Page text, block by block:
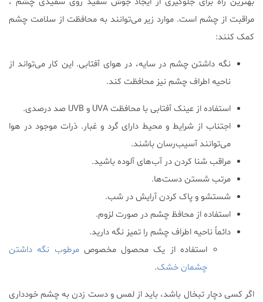
مراقبت از چشم است. موارد زیر می‌توانند به محافظت از سلامت چشم
کمک کنند:
نگه داشتن چشم در سایه، در هوای آفتابی. این کار می‌تواند از
ناحیه اطراف چشم نیز محافظت کند.
استفاده از عینک آفتابی با محافظت UVA و UVB صد درصدی.
اجتناب از شرایط و محیط دارای گرد و غبار. ذرات موجود در هوا
می‌توانند آسیب‌رسان باشند.
مراقب شنا کردن در آب‌های آلوده باشید.
مرتب شستن دست‌ها.
شستشو و پاک کردن آرایش در شب.
استفاده از محافظ چشم در صورت لزوم.
دائماً ناحیه اطراف چشم را تمیز نگه دارید.
استفاده از یک محصول مخصوصمرطوب نگه داشتن
چشمان خشک.
اگر کسی دچار تبخال باشد، باید از لمس و دست زدن به چشم خودداری